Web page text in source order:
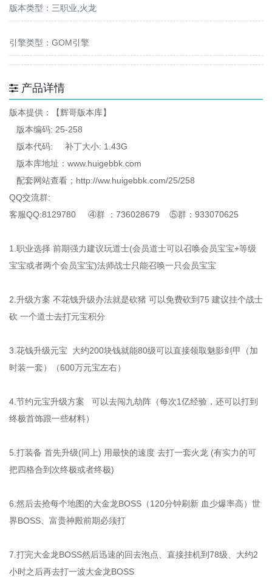
版本类型：三职业,火龙
引擎类型：GOM引擎
产品详情
版本提供：【辉哥版本库】
版本编码: 25-258
版本代码: 补丁大小: 1.43G
版本库地址：www.huigebbk.com
配套网站查看；http://ww.huigebbk.com/25/258
QQ交流群:
客服QQ:8129780 ④群 ：736028679 ⑤群：933070625
1.职业选择 前期强力建议玩道士(会员道士可以召唤会员宝宝+等级
宝宝或者两个会员宝宝)法师战士只能召唤一只会员宝宝
2.升级方案 不花钱升级办法就是砍猪 可以免费砍到75 建议挂个战士
砍 一个道士去打元宝积分
3.花钱升级元宝 大约200块钱就能80级可以直接领取魅影剑甲（加
时装一套）（600万元宝左右）
4.节约元宝升级方案 可以去闯九劫阵（每次1亿经验，还可以打到
终极首饰跟一些材料）
5.打装备 首先升级(同上) 用最快的速度 去打一套火龙 (有实力的可
把四格合到次终极或者终极)
6.然后去抢每个地图的大金龙BOSS（120分钟刷新 血少爆率高）世
界BOSS、富贵神殿前期必须打
7.打完大金龙BOSS然后迅速的回去泡点、直接挂机到78级、大约2
小时之后再去打一波大金龙BOSS